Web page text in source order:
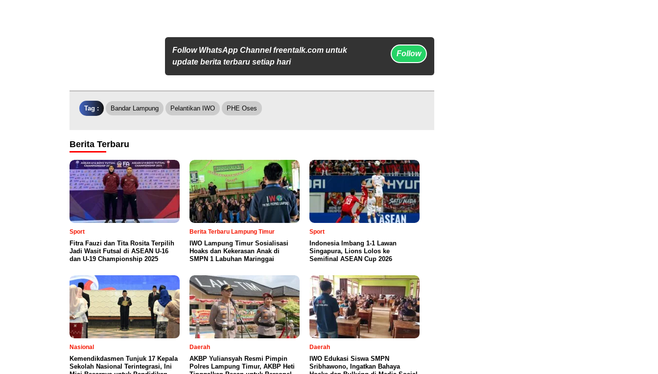
Follow WhatsApp Channel freentalk.com untuk
update berita terbaru setiap hari
Follow
Tag : Bandar Lampung Pelantikan IWO PHE Oses
Berita Terbaru
Sport
Fitra Fauzi dan Tita Rosita Terpilih
Jadi Wasit Futsal di ASEAN U-16
dan U-19 Championship 2025
Berita Terbaru Lampung Timur
IWO Lampung Timur Sosialisasi
Hoaks dan Kekerasan Anak di
SMPN 1 Labuhan Maringgai
Sport
Indonesia Imbang 1-1 Lawan
Singapura, Lions Lolos ke
Semifinal ASEAN Cup 2026
Nasional
Kemendikdasmen Tunjuk 17 Kepala
Sekolah Nasional Terintegrasi, Ini
Daerah
AKBP Yuliansyah Resmi Pimpin
Polres Lampung Timur, AKBP Heti
Daerah
IWO Edukasi Siswa SMPN
Sribhawono, Ingatkan Bahaya